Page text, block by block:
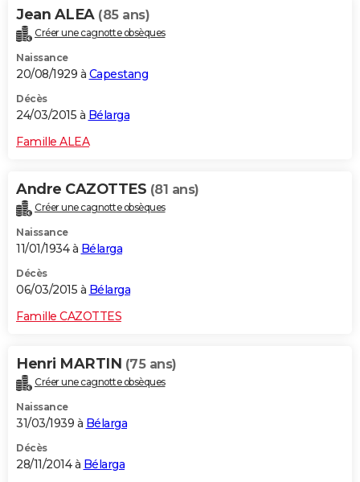
Jean ALEA (85 ans)
Créer une cagnotte obsèques
Naissance
20/08/1929 à Capestang
Décès
24/03/2015 à Bélarga
Famille ALEA
Andre CAZOTTES (81 ans)
Créer une cagnotte obsèques
Naissance
11/01/1934 à Bélarga
Décès
06/03/2015 à Bélarga
Famille CAZOTTES
Henri MARTIN (75 ans)
Créer une cagnotte obsèques
Naissance
31/03/1939 à Bélarga
Décès
28/11/2014 à Bélarga